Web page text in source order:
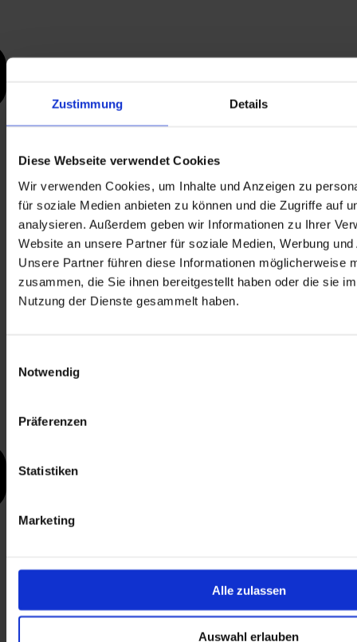
Zustimmung Details
Diese Webseite verwendet Cookies
Wir verwenden Cookies, um Inhalte und Anzeigen zu
für soziale Medien anbieten zu können und die Zugriffe auf
analysieren. Außerdem geben wir Informationen zu Ihrer
Website an unsere Partner für soziale Medien, Werbung
Unsere Partner führen diese Informationen möglicherweise
zusammen, die Sie ihnen bereitgestellt haben oder die sie
Nutzung der Dienste gesammelt haben.
Notwendig
Präferenzen
Statistiken
Marketing
Alle zulassen
Auswahl erlauben